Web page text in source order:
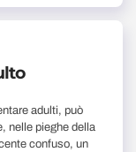
adulti, può
nelle pieghe della
confuso, un